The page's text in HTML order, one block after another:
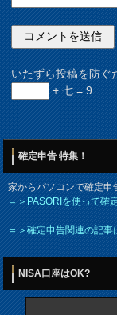
いたずら投稿を防ぐ
+ 七 = 9
確定申告 特集！
家からパソコンで確定申
＝＞PASORIを使って確
＝＞確定申告関連の記事
NISA口座はOK?